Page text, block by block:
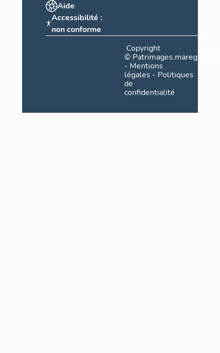
Aide
Accessibilité :
non conforme
Copyright
©
- Mentions
légales - Politiques
de
confidentialité